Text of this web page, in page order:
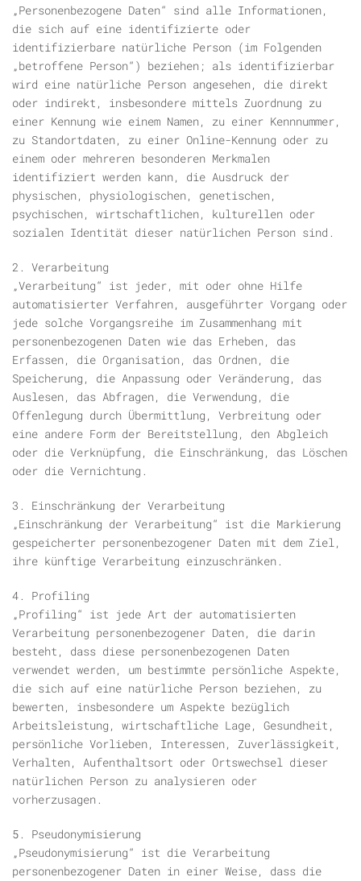
„Personenbezogene Daten“ sind alle Informationen,
die sich auf eine identifizierte oder
identifizierbare natürliche Person (im Folgenden
„betroffene Person“) beziehen; als identifizierbar
wird eine natürliche Person angesehen, die direkt
oder indirekt, insbesondere mittels Zuordnung zu
einer Kennung wie einem Namen, zu einer Kennnummer,
zu Standortdaten, zu einer Online-Kennung oder zu
einem oder mehreren besonderen Merkmalen
identifiziert werden kann, die Ausdruck der
physischen, physiologischen, genetischen,
psychischen, wirtschaftlichen, kulturellen oder
sozialen Identität dieser natürlichen Person sind.
2. Verarbeitung
„Verarbeitung“ ist jeder, mit oder ohne Hilfe
automatisierter Verfahren, ausgeführter Vorgang oder
jede solche Vorgangsreihe im Zusammenhang mit
personenbezogenen Daten wie das Erheben, das
Erfassen, die Organisation, das Ordnen, die
Speicherung, die Anpassung oder Veränderung, das
Auslesen, das Abfragen, die Verwendung, die
Offenlegung durch Übermittlung, Verbreitung oder
eine andere Form der Bereitstellung, den Abgleich
oder die Verknüpfung, die Einschränkung, das Löschen
oder die Vernichtung.
3. Einschränkung der Verarbeitung
„Einschränkung der Verarbeitung“ ist die Markierung
gespeicherter personenbezogener Daten mit dem Ziel,
ihre künftige Verarbeitung einzuschränken.
4. Profiling
„Profiling“ ist jede Art der automatisierten
Verarbeitung personenbezogener Daten, die darin
besteht, dass diese personenbezogenen Daten
verwendet werden, um bestimmte persönliche Aspekte,
die sich auf eine natürliche Person beziehen, zu
bewerten, insbesondere um Aspekte bezüglich
Arbeitsleistung, wirtschaftliche Lage, Gesundheit,
persönliche Vorlieben, Interessen, Zuverlässigkeit,
Verhalten, Aufenthaltsort oder Ortswechsel dieser
natürlichen Person zu analysieren oder
vorherzusagen.
5. Pseudonymisierung
„Pseudonymisierung“ ist die Verarbeitung
personenbezogener Daten in einer Weise, dass die